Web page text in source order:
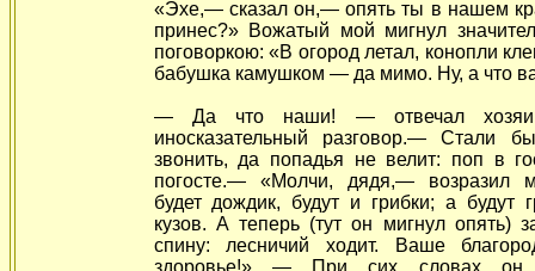
«Эхе,— сказал он,— опять ты в нашем
принес?» Вожатый мой мигнул
поговоркою: «В огород летал, конопли
бабушка камушком — да мимо. Ну, а что
— Да что наши! — отвечал
иносказательный разговор.— Стали
звонить, да попадья не велит: поп в
погосте.— «Молчи, дядя,— возразил
будет дождик, будут и грибки; а будут
кузов. А теперь (тут он мигнул опять)
спину: лесничий ходит. Ваше